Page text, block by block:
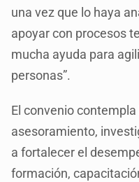
una vez que lo haya
apoyar con procesos
mucha ayuda para
personas”.
El convenio
asesoramiento,
a fortalecer el
formación,